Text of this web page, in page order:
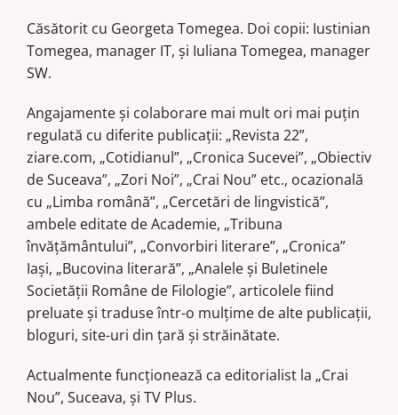
Căsătorit cu Georgeta Tomegea. Doi copii: Iustinian
Tomegea, manager IT, și Iuliana Tomegea, manager
SW.
Angajamente și colaborare mai mult ori mai puțin
regulată cu diferite publicaţii: „Revista 22”,
ziare.com, „Cotidianul”, „Cronica Sucevei”, „Obiectiv
de Suceava”, „Zori Noi”, „Crai Nou” etc., ocazională
cu „Limba română”, „Cercetări de lingvistică”,
ambele editate de Academie, „Tribuna
învăţământului”, „Convorbiri literare”, „Cronica”
Iaşi, „Bucovina literară”, „Analele și Buletinele
Societății Române de Filologie”, articolele fiind
preluate şi traduse într-o mulţime de alte publicaţii,
bloguri, site-uri din ţară şi străinătate.
Actualmente funcționează ca editorialist la „Crai
Nou”, Suceava, și TV Plus.